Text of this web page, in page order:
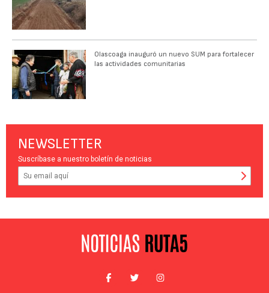
Olascoaga inauguró un nuevo SUM para fortalecer
las actividades comunitarias
NEWSLETTER
Suscríbase a nuestro boletín de noticias